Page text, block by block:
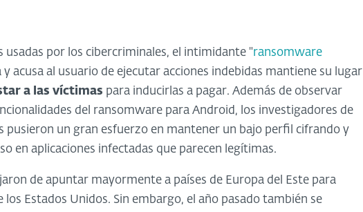
usadas por los cibercriminales, el intimidante "ransomware
acusa al usuario de ejecutar acciones indebidas mantiene su lugar
a las víctimas para inducirlas a pagar. Además de observar
del ransomware para Android, los investigadores de
pusieron un gran esfuerzo en mantener un bajo perfil cifrando y
en aplicaciones infectadas que parecen legítimas.
de apuntar mayormente a países de Europa del Este para
los Estados Unidos. Sin embargo, el año pasado también se